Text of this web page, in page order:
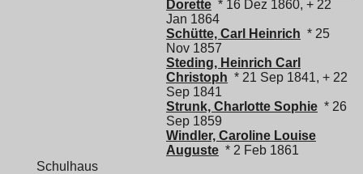
Dorette * 16 Dez 1860, + 22
Jan 1864
Schütte, Carl Heinrich * 25
Nov 1857
Steding, Heinrich Carl
Christoph * 21 Sep 1841, + 22
Sep 1841
Strunk, Charlotte Sophie * 26
Sep 1859
Windler, Caroline Louise
Auguste * 2 Feb 1861
Schulhaus